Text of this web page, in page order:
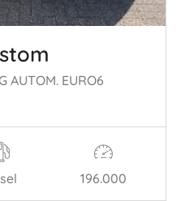
AUTOM. EURO6
196.000